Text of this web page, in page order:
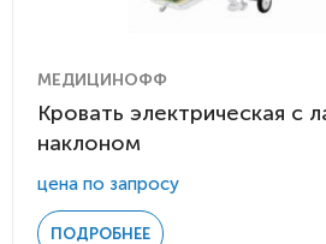
МЕДИЦИНОФФ
Кровать электрическая с
наклоном
цена по запросу
ПОДРОБНЕЕ